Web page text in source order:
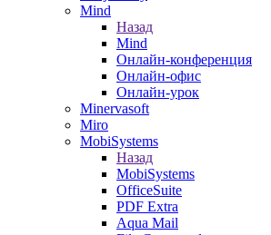
Mind
Назад
Mind
Онлайн-конференция
Онлайн-офис
Онлайн-урок
Minervasoft
Miro
MobiSystems
Назад
MobiSystems
OfficeSuite
PDF Extra
Aqua Mail